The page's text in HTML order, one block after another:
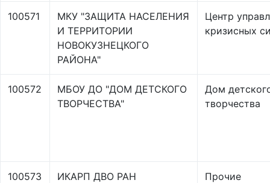
100571
МКУ "ЗАЩИТА НАСЕЛЕНИЯ
И ТЕРРИТОРИИ
НОВОКУЗНЕЦКОГО
РАЙОНА"
Центр
кризисных
100572
МБОУ ДО "ДОМ ДЕТСКОГО
ТВОРЧЕСТВА"
Дом
творчества
100573 ИКАРП ДВО РАН Прочие